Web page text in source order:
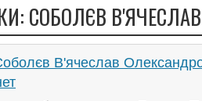
СОБОЛЄВ
В'ячеслав